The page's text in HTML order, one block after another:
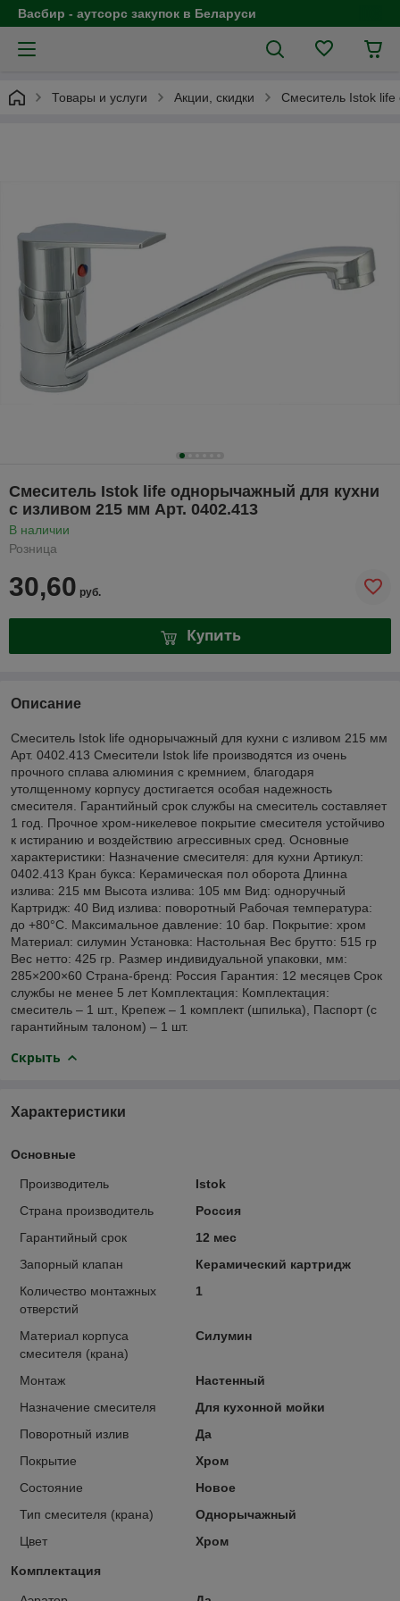
Васбир - аутсорс закупок в Беларуси
Товары и услуги Акции, скидки Смеситель Istok
Смеситель Istok life однорычажный для кухни
с изливом 215 мм Арт. 0402.413
В наличии
Розница
30,60 руб.
Купить
Описание
Смеситель Istok life однорычажный для кухни с изливом 215 мм
Арт. 0402.413 Cмесители Istok life производятся из очень
прочного сплава алюминия с кремнием, благодаря
утолщенному корпусу достигается особая надежность
смесителя. Гарантийный срок службы на смеситель составляет
1 год. Прочное хром-никелевое покрытие смесителя устойчиво
к истиранию и воздействию агрессивных сред. Основные
характеристики: Назначение смесителя: для кухни Артикул:
0402.413 Кран букса: Керамическая пол оборота Длинна
излива: 215 мм Высота излива: 105 мм Вид: одноручный
Картридж: 40 Вид излива: поворотный Рабочая температура:
до +80°С. Максимальное давление: 10 бар. Покрытие: хром
Материал: силумин Установка: Настольная Вес брутто: 515 гр
Вес нетто: 425 гр. Размер индивидуальной упаковки, мм:
285×200×60 Страна-бренд: Россия Гарантия: 12 месяцев Срок
службы не менее 5 лет Комплектация: Комплектация:
смеситель – 1 шт., Крепеж – 1 комплект (шпилька), Паспорт (с
гарантийным талоном) – 1 шт.
Скрыть
Характеристики
Основные
Производитель
Istok
Страна производитель
Россия
Гарантийный срок
12 мес
Запорный клапан
Керамический картридж
Количество монтажных
отверстий
1
Материал корпуса
смесителя (крана)
Силумин
Монтаж
Настенный
Назначение смесителя
Для кухонной мойки
Поворотный излив
Да
Покрытие
Хром
Состояние
Новое
Тип смесителя (крана)
Однорычажный
Цвет
Хром
Комплектация